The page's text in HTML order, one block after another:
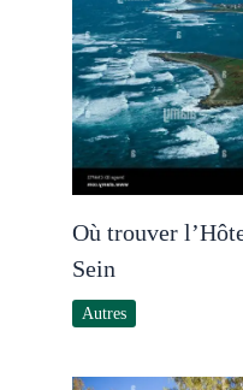
Où trouver
Sein
Autres